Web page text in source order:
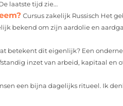
laatste tijd zie...
Cursus zakelijk Russisch Het
bekend om zijn aardolie en
betekent dit eigenlijk? Een
inzet van arbeid, kapitaal en
een bijna dagelijks ritueel. Ik